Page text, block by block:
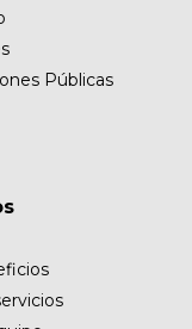
Públicas